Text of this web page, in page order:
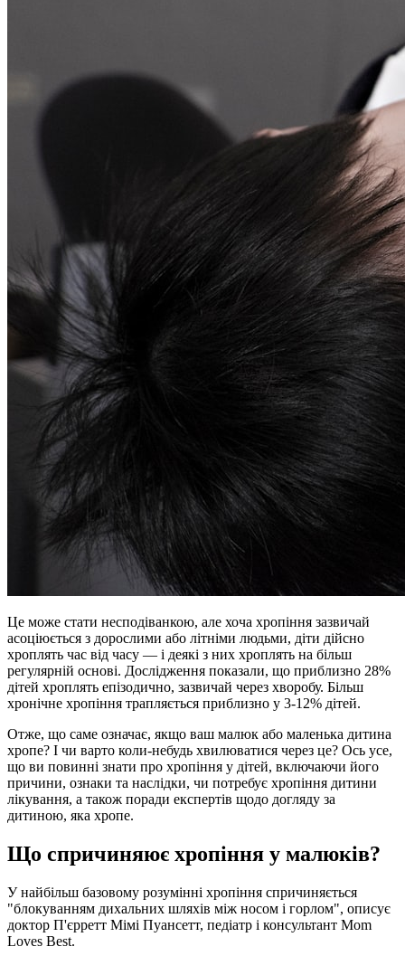
Це може стати несподіванкою, але хоча хропіння зазвичай
асоціюється з дорослими або літніми людьми, діти дійсно
хроплять час від часу — і деякі з них хроплять на більш
регулярній основі. Дослідження показали, що приблизно 28%
дітей хроплять епізодично, зазвичай через хворобу. Більш
хронічне хропіння трапляється приблизно у 3-12% дітей.
Отже, що саме означає, якщо ваш малюк або маленька дитина
хропе? І чи варто коли-небудь хвилюватися через це? Ось усе,
що ви повинні знати про хропіння у дітей, включаючи його
причини, ознаки та наслідки, чи потребує хропіння дитини
лікування, а також поради експертів щодо догляду за
дитиною, яка хропе.
Що спричиняює хропіння у малюків?
У найбільш базовому розумінні хропіння спричиняється
"блокуванням дихальних шляхів між носом і горлом", описує
доктор П'єрретт Мімі Пуансетт, педіатр і консультант Mom
Loves Best.